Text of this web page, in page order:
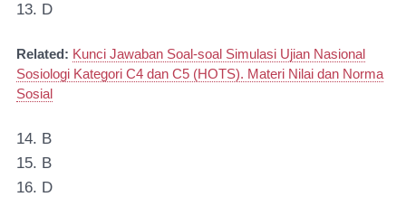
13. D
Related: Kunci Jawaban Soal-soal Simulasi Ujian Nasional
Sosiologi Kategori C4 dan C5 (HOTS). Materi Nilai dan Norma
Sosial
14. B
15. B
16. D